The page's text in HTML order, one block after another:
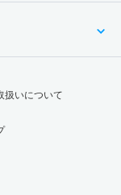
扱いについて